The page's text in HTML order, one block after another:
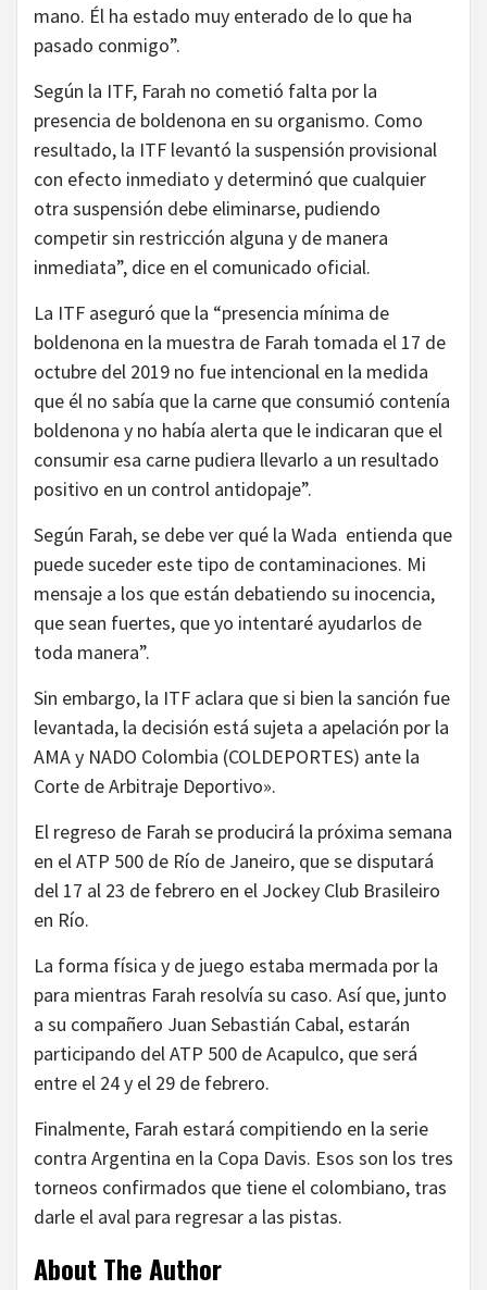
mano. Él ha estado muy enterado de lo que ha
pasado conmigo”.
Según la ITF, Farah no cometió falta por la
presencia de boldenona en su organismo. Como
resultado, la ITF levantó la suspensión provisional
con efecto inmediato y determinó que cualquier
otra suspensión debe eliminarse, pudiendo
competir sin restricción alguna y de manera
inmediata”, dice en el comunicado oficial.
La ITF aseguró que la “presencia mínima de
boldenona en la muestra de Farah tomada el 17 de
octubre del 2019 no fue intencional en la medida
que él no sabía que la carne que consumió contenía
boldenona y no había alerta que le indicaran que el
consumir esa carne pudiera llevarlo a un resultado
positivo en un control antidopaje”.
Según Farah, se debe ver qué la Wada entienda que
puede suceder este tipo de contaminaciones. Mi
mensaje a los que están debatiendo su inocencia,
que sean fuertes, que yo intentaré ayudarlos de
toda manera”.
Sin embargo, la ITF aclara que si bien la sanción fue
levantada, la decisión está sujeta a apelación por la
AMA y NADO Colombia (COLDEPORTES) ante la
Corte de Arbitraje Deportivo».
El regreso de Farah se producirá la próxima semana
en el ATP 500 de Río de Janeiro, que se disputará
del 17 al 23 de febrero en el Jockey Club Brasileiro
en Río.
La forma física y de juego estaba mermada por la
para mientras Farah resolvía su caso. Así que, junto
a su compañero Juan Sebastián Cabal, estarán
participando del ATP 500 de Acapulco, que será
entre el 24 y el 29 de febrero.
Finalmente, Farah estará compitiendo en la serie
contra Argentina en la Copa Davis. Esos son los tres
torneos confirmados que tiene el colombiano, tras
darle el aval para regresar a las pistas.
About The Author